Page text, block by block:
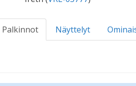
Palkinnot Näyttelyt